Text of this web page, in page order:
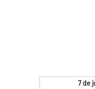
7 de